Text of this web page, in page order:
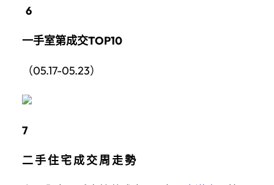
6
一手室第成交TOP10
（05.17-05.23）
7
二 手 住 宅 成 交 周 走 勢